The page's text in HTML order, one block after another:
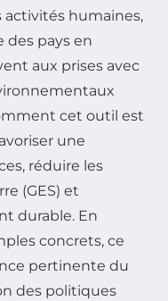
activités humaines,
des pays en
aux prises avec
cet outil est
une
réduire les
(GES) et
durable. En
concrets, ce
pertinente du
des politiques